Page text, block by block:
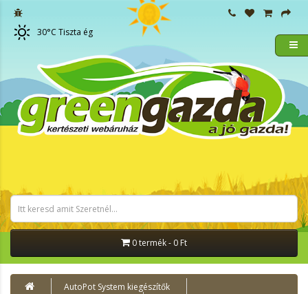
30°C Tiszta ég
0 termék - 0 Ft
AutoPot System kiegészítők